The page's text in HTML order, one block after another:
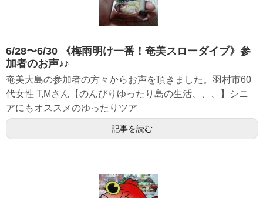
6/28〜6/30 《梅雨明け一番！奄美スローダイブ》参
加者のお声♪♪
奄美大島の参加者の方々からお声を頂きました。羽村市60
代女性 T,Mさん【のんびりゆったり島の生活、、、】シニ
アにもオススメのゆったりツア
記事を読む